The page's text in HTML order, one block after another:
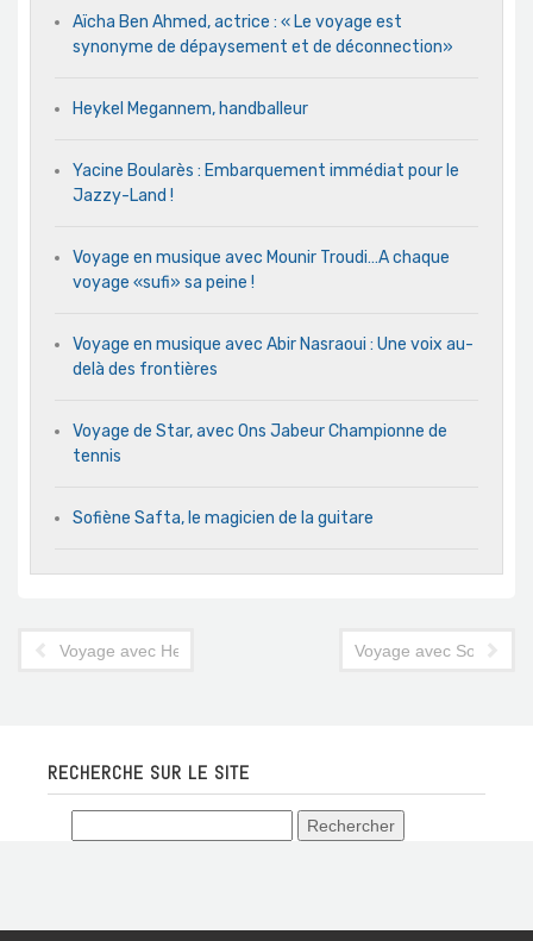
Aïcha Ben Ahmed, actrice : « Le voyage est
synonyme de dépaysement et de déconnection»
Heykel Megannem, handballeur
Yacine Boularès : Embarquement immédiat pour le
Jazzy-Land !
Voyage en musique avec Mounir Troudi…A chaque
voyage «sufi» sa peine !
Voyage en musique avec Abir Nasraoui : Une voix au-
delà des frontières
Voyage de Star, avec Ons Jabeur Championne de
tennis
Sofiène Safta, le magicien de la guitare
Voyage avec Hend Sabri, comédienne Voyage avec Soufia
RECHERCHE SUR LE SITE